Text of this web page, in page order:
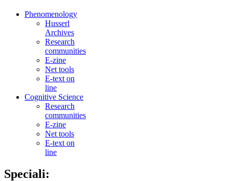
Phenomenology
Husserl
Archives
Research
communities
E-zine
Net tools
E-text on
line
Cognitive Science
Research
communities
E-zine
Net tools
E-text on
line
Speciali: